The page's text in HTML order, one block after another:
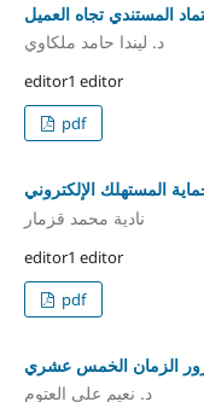
المستندي تجاه العميل
د. ليندا حامد ملكاوي
editor1 editor
pdf
المستهلك الإلكتروني
نادية محمد قزمار
editor1 editor
pdf
الزمان الخمس عشري
د. نعيم علي العتوم